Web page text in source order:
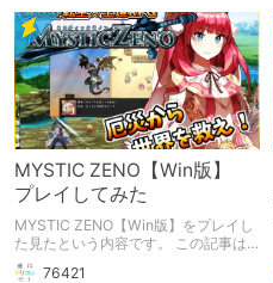
MYSTIC ZENO【Win版】
プレイしてみた
MYSTIC ZENO【Win版】をプレイし
た見たという内容です。 この記事は
通常のクリエイターズ記事です。
76421